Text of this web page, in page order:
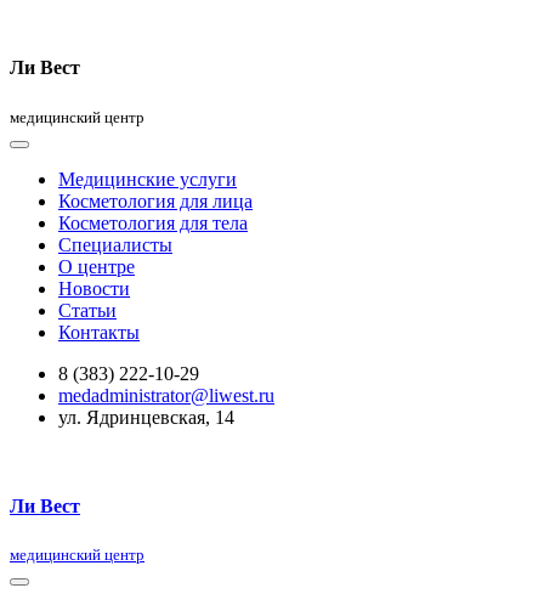
Ли Вест
медицинский центр
Медицинские услуги
Косметология для лица
Косметология для тела
Специалисты
О центре
Новости
Статьи
Контакты
8 (383) 222-10-29
medadministrator@liwest.ru
ул. Ядринцевская, 14
Ли Вест
медицинский центр